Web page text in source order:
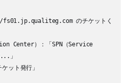
fs01.jp.qualiteg.com のチケットく
Center）：「SPN（Service
」
ット発行」